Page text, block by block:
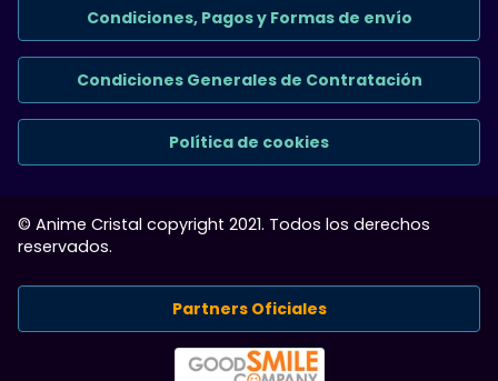
Condiciones, Pagos y Formas de envío
Condiciones Generales de Contratación
Política de cookies
© Anime Cristal copyright 2021. Todos los derechos
reservados.
Partners Oficiales